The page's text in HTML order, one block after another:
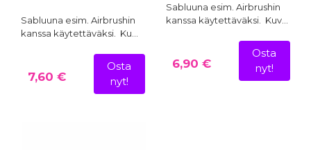
Sabluuna esim. Airbrushin
kanssa käytettäväksi. Ku…
7,60 €
Osta
nyt!
Sabluuna esim. Airbrushin
kanssa käytettäväksi. Kuv…
6,90 €
Osta
nyt!